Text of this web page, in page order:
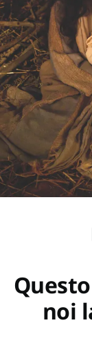
noi